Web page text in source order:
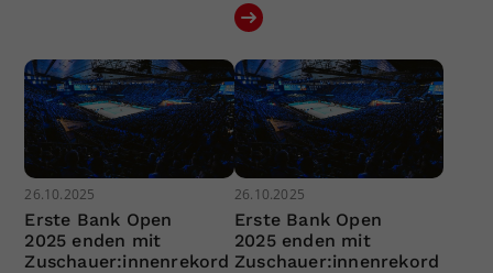
26.10.2025
Erste Bank Open
2025 enden mit
Zuschauer:innenrekord
26.10.2025
Erste Bank Open
2025 enden mit
Zuschauer:innenrekord